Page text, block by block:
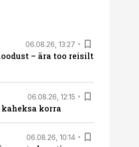
06.08.26, 13:27
– ära too reisilt
06.08.26, 12:15
korra
06.08.26, 10:14